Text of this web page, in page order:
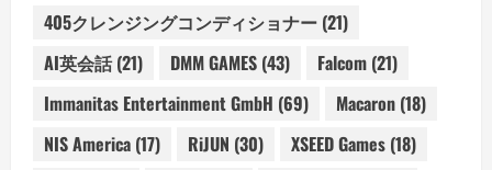
405クレンジングコンディショナー (21)
AI英会話(21) DMM GAMES (43) Falcom (21)
Immanitas Entertainment GmbH (69) Macaron (18)
NIS America (17) RiJUN (30) XSEED Games (18)